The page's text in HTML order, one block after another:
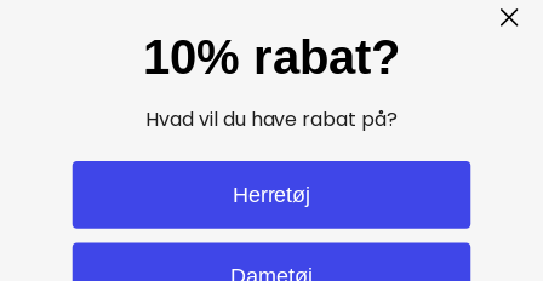
Hverdage fra kl. 10 - 16
10% rabat?
Hvad vil du have rabat på?
Herretøj